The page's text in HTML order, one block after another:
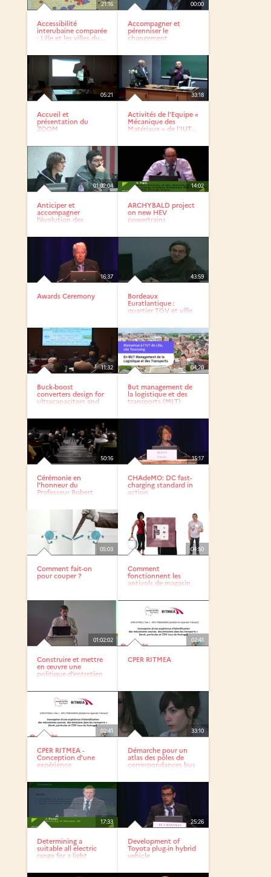
21:16
Accessibilité
interubaine comparée
: Lille et les villes du...
00:00
Accompagner et
pérenniser le
changement
05:21
Accueil et
présentation du
ZOOM
33:18
Activités de l’Equipe «
Mécanique des
Matériaux » de l’IUT...
01:02:04
Anticiper et
accompagner
l’évolution des
14:02
ARCHYBALD project
on new HEV
powertrains
16:37
Awards Ceremony
43:59
Bordeaux
Euratlantique :
quartier TGV et ville
11:32
Buck-boost
converters design for
ultracapacitors and
04:20
But management de
la logistique et des
transports (MLT)
50:16
Cérémonie en
l’honneur du
Professeur Robert
15:17
CHAdeMO: DC fast-
charging standard in
action
05:03
Comment fait-on
pour couper ?
04:50
Comment
fonctionnent les
antivols de magasin,
01:02:02
Construire et mettre
en œuvre une
politique d’entretien
02:41
CPER RITMEA
02:41
CPER RITMEA -
Conception d'une
expérience
33:10
Démarche pour un
atlas des pôles de
correspondances bus
17:33
Determining a
suitable all electric
range for a light
25:26
Development of
Toyota plug-in hybrid
vehicle